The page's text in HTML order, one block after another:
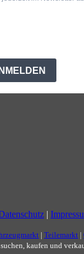
|
| Teilemarkt |
suchen, kaufen und